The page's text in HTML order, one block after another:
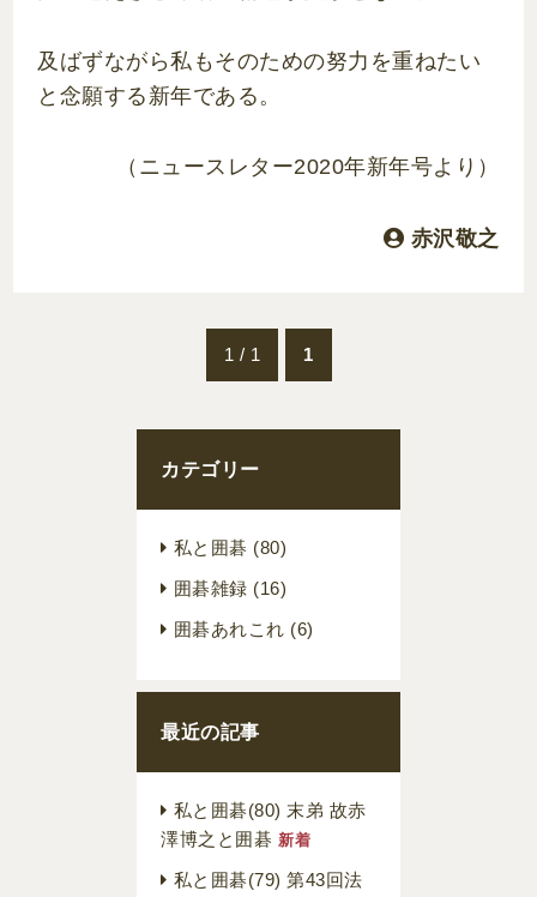
及ばずながら私もそのための努力を重ねたい
と念願する新年である。
（ニュースレター2020年新年号より）
赤沢敬之
1 / 1 1
カテゴリー
私と囲碁 (80)
囲碁雑録 (16)
囲碁あれこれ (6)
最近の記事
私と囲碁(80) 末弟 故赤
澤博之と囲碁 新着
私と囲碁(79) 第43回法